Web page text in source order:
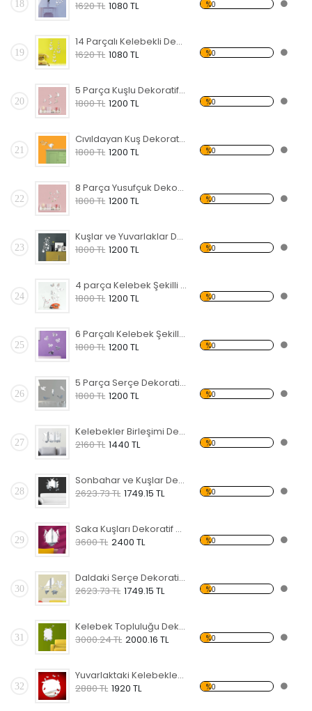
18 1620 TL 1080 TL %0
19
14 Parçalı Kelebekli Dekoratif Kırılmaz Ayna
1620 TL 1080 TL %0
20
5 Parça Kuşlu Dekoratif Kırılmaz Ayna
1800 TL 1200 TL %0
21
Cıvıldayan Kuş Dekoratif Kırılmaz Ayna
1800 TL 1200 TL %0
22
8 Parça Yusufçuk Dekoratif Kırılmaz Ayna
1800 TL 1200 TL %0
23
Kuşlar ve Yuvarlaklar Dekoratif Kırılmaz Ayna
1800 TL 1200 TL %0
24
4 parça Kelebek Şekilli Dekoratif Kırılmaz Ayna
1800 TL 1200 TL %0
25
6 Parçalı Kelebek Şekilli Dekoratif Kırılmaz Ayna
1800 TL 1200 TL %0
26
5 Parça Serçe Dekoratif Kırılmaz Ayna
1800 TL 1200 TL %0
27
Kelebekler Birleşimi Dekoratif Kırılmaz Ayna
2160 TL 1440 TL %0
28
Sonbahar ve Kuşlar Dekoratif Kırılmaz Ayna
2623.73 TL 1749.15 TL %0
29
Saka Kuşları Dekoratif Kırılmaz Ayna
3600 TL 2400 TL %0
30
Daldaki Serçe Dekoratif Kırılmaz Ayna
2623.73 TL 1749.15 TL %0
31
Kelebek Topluluğu Dekoratif Kırılmaz Ayna
3000.24 TL 2000.16 TL %0
32
Yuvarlaktaki Kelebekler Dekoratif Kırılmaz Ayna
2880 TL 1920 TL %0